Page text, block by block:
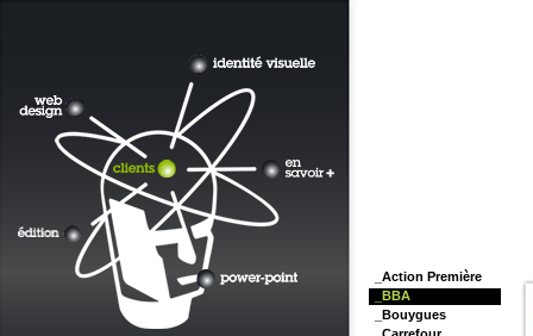
_Action Première
_BBA
_Bouygues